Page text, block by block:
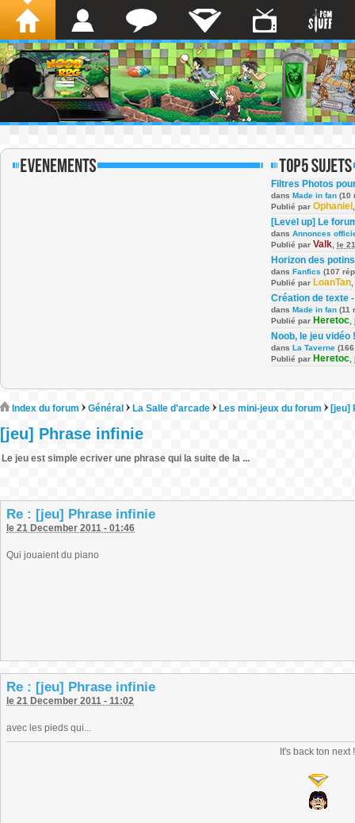
Filtres Photos
dans Made in fan (10
Publié par Ophaniel
[Level up] Le
dans Annonces
Publié par Valk le
Horizon des potins
dans Fanfics (107
Publié par LoanTan
Création de texte
dans Made in fan (11
Publié par Heretoc
Noob, le jeu vidéo !
dans La Taverne
Publié par Heretoc
Index du forum Général La Salle d'arcade Les mini-jeux du forum [jeu]
[jeu] Phrase infinie
Le jeu est simple ecriver une phrase qui la suite de la ...
Re : [jeu] Phrase infinie
le 21 December 2011 - 01:46
Qui jouaient du piano
Re : [jeu] Phrase infinie
le 21 December 2011 - 11:02
avec les pieds qui...
It's back ton next !